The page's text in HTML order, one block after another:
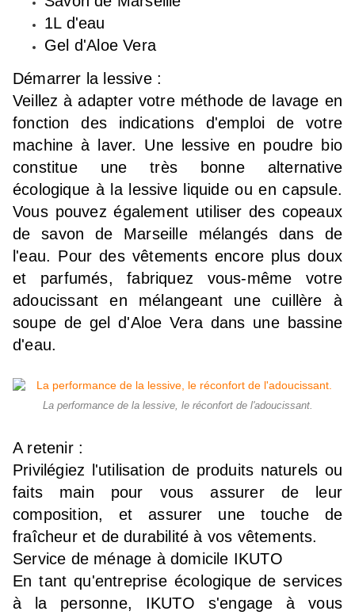
1L d'eau
Gel d'Aloe Vera
Démarrer la lessive :
Veillez à adapter votre méthode de lavage en
fonction des indications d'emploi de votre
machine à laver. Une lessive en poudre bio
constitue une très bonne alternative
écologique à la lessive liquide ou en capsule.
Vous pouvez également utiliser des copeaux
de savon de Marseille mélangés dans de
l'eau. Pour des vêtements encore plus doux
et parfumés, fabriquez vous-même votre
adoucissant en mélangeant une cuillère à
soupe de gel d'Aloe Vera dans une bassine
d'eau.
La performance de la lessive, le réconfort de l'adoucissant.
A retenir :
Privilégiez l'utilisation de produits naturels ou
faits main pour vous assurer de leur
composition, et assurer une touche de
fraîcheur et de durabilité à vos vêtements.
Service de ménage à domicile IKUTO
En tant qu'entreprise écologique de services
à la personne, IKUTO s'engage à vous